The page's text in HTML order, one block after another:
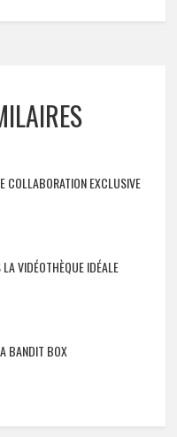
COLLABORATION EXCLUSIVE
VIDÉOTHÈQUE IDÉALE
BANDIT BOX